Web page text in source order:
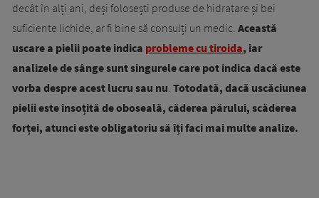
decât în alți ani, deși folosești produse de hidratare și bei
suficiente lichide, ar fi bine să consulți un medic. Această
uscare a pielii poate indica probleme cu tiroida, iar
analizele de sânge sunt singurele care pot indica dacă este
vorba despre acest lucru sau nu. Totodată, dacă uscăciunea
pielii este însoțită de oboseală, căderea părului, scăderea
forței, atunci este obligatoriu să îți faci mai multe analize.